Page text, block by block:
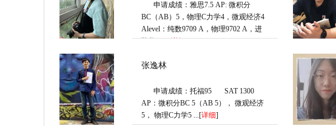
申请成绩：雅思7.5 AP: 微积分
BC（AB）5，物理C力学4，微观经济4
Alevel：纯数9709 A，物理9702 A，进
阶数�...[详细]
张逸林
申请成绩：托福95 SAT 1300
AP：微积分BC 5（AB 5）， 微观经济
5， 物理C力学5 ...[详细]